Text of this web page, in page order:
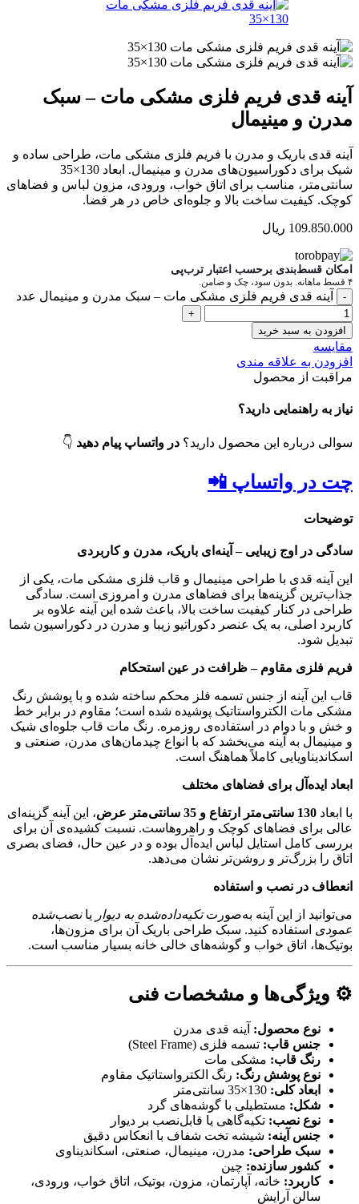
آینه قدی فریم فلزی مشکی مات – سبک
مدرن و مینیمال
آینه قدی باریک و مدرن با فریم فلزی مشکی مات، طراحی ساده و
شیک برای دکوراسیون‌های مدرن و مینیمال. ابعاد 130×35
سانتی‌متر، مناسب برای اتاق خواب، ورودی، مزون لباس و فضاهای
کوچک. کیفیت ساخت بالا و جلوه‌ای خاص در هر فضا.
109.850.000 ریال
امکان قسط‌بندی برحسب اعتبار ترب‌پی
۴ قسط ماهانه. بدون سود، چک و ضامن.
آینه قدی فریم فلزی مشکی مات – سبک مدرن و مینیمال عدد
افزودن به سبد خرید
مقایسه
افزودن به علاقه مندی
مراقبت از محصول
نیاز به راهنمایی دارید؟
سوالی درباره این محصول دارید؟ در واتساپ پیام دهید 👇
چت در واتساپ 📲
توضیحات
سادگی در اوج زیبایی – آینه‌ای باریک، مدرن و کاربردی
این آینه قدی با طراحی مینیمال و قاب فلزی مشکی مات، یکی از
جذاب‌ترین گزینه‌ها برای فضاهای مدرن و امروزی است. سادگی
طراحی در کنار کیفیت ساخت بالا، باعث شده این آینه علاوه بر
کاربرد اصلی، به یک عنصر دکوراتیو زیبا و مدرن در دکوراسیون شما
تبدیل شود.
فریم فلزی مقاوم – ظرافت در عین استحکام
قاب این آینه از جنس تسمه فلز محکم ساخته شده و با پوشش رنگ
مشکی مات الکترواستاتیک پوشیده شده است؛ مقاوم در برابر خط
و خش و با دوام در استفاده‌ی روزمره. رنگ مات قاب جلوه‌ای شیک
و مینیمال به آینه می‌بخشد که با انواع چیدمان‌های مدرن، صنعتی و
اسکاندیناویایی کاملاً هماهنگ است.
ابعاد ایده‌آل برای فضاهای مختلف
با ابعاد 130 سانتی‌متر ارتفاع و 35 سانتی‌متر عرض
، این آینه گزینه‌ای
عالی برای فضاهای کوچک و راهروهاست. نسبت کشیده‌ی آن برای
بررسی کامل استایل لباس ایده‌آل بوده و در عین حال، فضای بصری
اتاق را بزرگ‌تر و روشن‌تر نشان می‌دهد.
انعطاف در نصب و استفاده
می‌توانید از این آینه به‌صورتتکیه‌داده‌شده به دیوار یانصب‌شده
عمودی استفاده کنید. سبک طراحی باریک آن برای مزون‌ها،
بوتیک‌ها، اتاق خواب و گوشه‌های خالی خانه بسیار مناسب است.
⚙️ ویژگی‌ها و مشخصات فنی
نوع محصول: آینه قدی مدرن
جنس قاب: تسمه فلزی (Steel Frame)
رنگ قاب: مشکی مات
نوع پوشش رنگ: رنگ الکترواستاتیک مقاوم
ابعاد کلی:
شکل: مستطیلی با گوشه‌های گرد
نوع نصب: تکیه‌گاهی یا قابل‌نصب بر دیوار
جنس آینه: شیشه تخت شفاف با انعکاس دقیق
سبک طراحی: مدرن، مینیمال، صنعتی، اسکاندیناوی
کشور سازنده: چین
کاربرد: خانه، آپارتمان، مزون، بوتیک، اتاق خواب، ورودی،
سالن آرایش